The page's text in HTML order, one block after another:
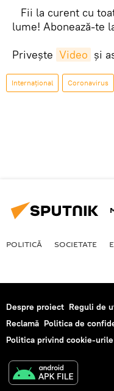
Fii la curent cu
lume! Abonează-te
Privește Video și
Internaţional Coronavirus
POLITICĂ SOCIETATE
Despre proiect Reguli de
Reclamă Politica de
Politica privind cookie-urile